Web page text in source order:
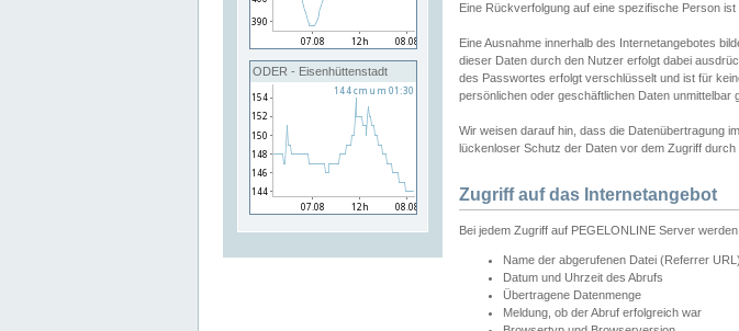
ODER - Eisenhüttenstadt
Eine Rückverfolgung auf eine spezifische Person
Eine Ausnahme innerhalb des Internetangebotes
dieser Daten durch den Nutzer erfolgt dabei
des Passwortes erfolgt verschlüsselt und ist für
persönlichen oder geschäftlichen Daten unmittelbar
Wir weisen darauf hin, dass die Datenübertragung
lückenloser Schutz der Daten vor dem Zugriff durch
Zugriff auf das Internetangebot
Bei jedem Zugriff auf PEGELONLINE Server
Name der abgerufenen Datei (Referrer URL)
Datum und Uhrzeit des Abrufs
Übertragene Datenmenge
Meldung, ob der Abruf erfolgreich war